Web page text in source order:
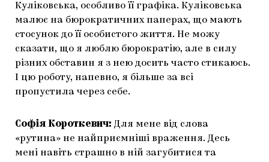
Куліковська, особливо її графіка. Куліковська
малює на бюрократичних паперах, що мають
стосунок до її особистого життя. Не можу
сказати, що я люблю бюрократію, але в силу
різних обставин я з нею досить часто стикаюсь.
І цю роботу, напевно, я більше за всі
пропустила через себе.
Софія Короткевич: Для мене від слова
«рутина» не найприємніші враження. Десь
мені навіть страшно в ній загубитися та